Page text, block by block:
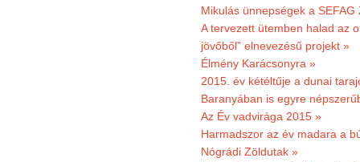
Mikulás ünnepségek a SEFAG
A tervezett ütemben halad az
jövőből” elnevezésű projekt »
Élmény Karácsonyra »
2015. év kétéltűje a dunai
Baranyában is egyre
Az Év vadvirága 2015 »
Harmadszor az év madara a
Nógrádi Zöldutak »